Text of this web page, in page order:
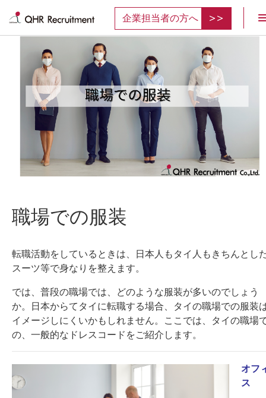
企業担当者の方へ
職場での服装
転職活動をしているときは、日本人もタイ人もきちんとし
スーツ等で身なりを整えます。
では、普段の職場では、どのような服装が多いのでしょう
か。日本からてタイに転職する場合、タイの職場での服装
イメージしにくいかもしれません。ここでは、タイの職場
の、一般的なドレスコードをご紹介します。
オフ
ス